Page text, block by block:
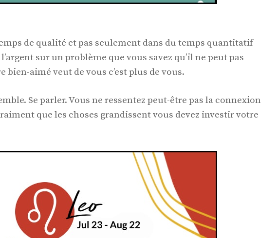
de qualité et pas seulement dans du temps quantitatif
sur un problème que vous savez qu’il ne peut pas
bien-aimé veut de vous c’est plus de vous.
Se parler. Vous ne ressentez peut-être pas la connexion
que les choses grandissent vous devez investir votre